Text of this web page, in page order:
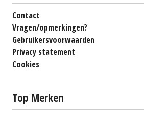
Contact
Vragen/opmerkingen?
Gebruikersvoorwaarden
Privacy statement
Cookies
Top Merken